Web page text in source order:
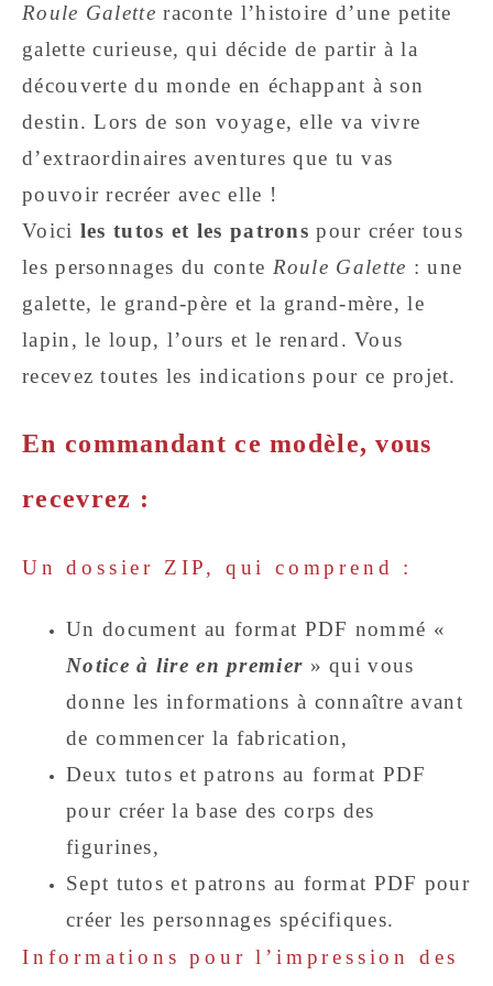
Roule Galette raconte l’histoire d’une petite
galette curieuse, qui décide de partir à la
découverte du monde en échappant à son
destin. Lors de son voyage, elle va vivre
d’extraordinaires aventures que tu vas
pouvoir recréer avec elle !
Voici les tutos et les patrons pour créer tous
les personnages du conte Roule Galette : une
galette, le grand-père et la grand-mère, le
lapin, le loup, l’ours et le renard. Vous
recevez toutes les indications pour ce projet.
En commandant ce modèle, vous
recevrez :
Un dossier ZIP, qui comprend :
Un document au format PDF nommé «
Notice à lire en premier » qui vous
donne les informations à connaître avant
de commencer la fabrication,
Deux tutos et patrons au format PDF
pour créer la base des corps des
figurines,
Sept tutos et patrons au format PDF pour
créer les personnages spécifiques.
Informations pour l’impression des